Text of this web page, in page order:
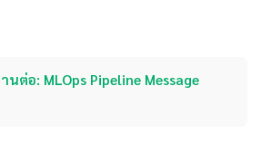
นต่อ: MLOps Pipeline Message